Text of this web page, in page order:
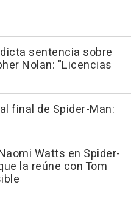
sentencia sobre
Nolan: "Licencias
final de Spider-Man:
Watts en Spider-
la reúne con Tom